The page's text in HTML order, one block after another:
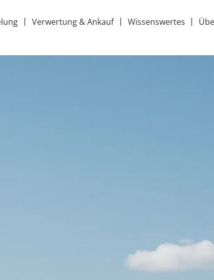
Verwertung & Ankauf Wissenswertes